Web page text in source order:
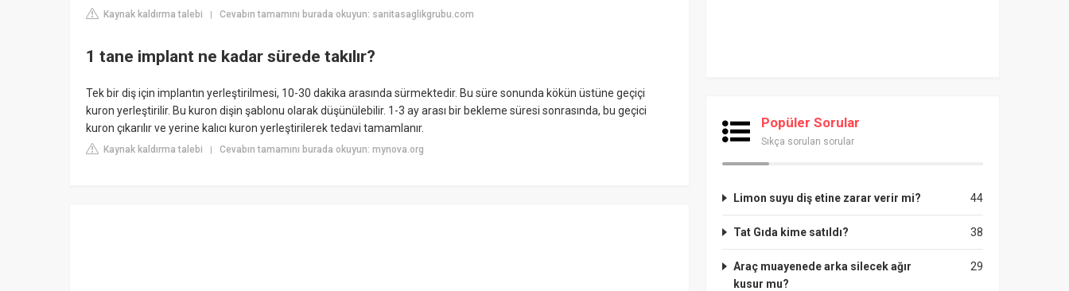
Kaynak kaldırma talebi | Cevabın tamamını burada okuyun: sanitasaglikgrubu.com
1 tane implant ne kadar sürede takılır?
Tek bir diş için implantın yerleştirilmesi, 10-30 dakika arasında sürmektedir. Bu süre sonunda kökün üstüne geçiçi
kuron yerleştirilir. Bu kuron dişin şablonu olarak düşünülebilir. 1-3 ay arası bir bekleme süresi sonrasında, bu geçici
kuron çıkarılır ve yerine kalıcı kuron yerleştirilerek tedavi tamamlanır.
Kaynak kaldırma talebi | Cevabın tamamını burada okuyun: mynova.org
Popüler Sorular
Sıkça sorulan sorular
44
Limon suyu diş etine zarar verir mi?
38
Tat Gıda kime satıldı?
29
Araç muayenede arka silecek ağır
kusur mu?